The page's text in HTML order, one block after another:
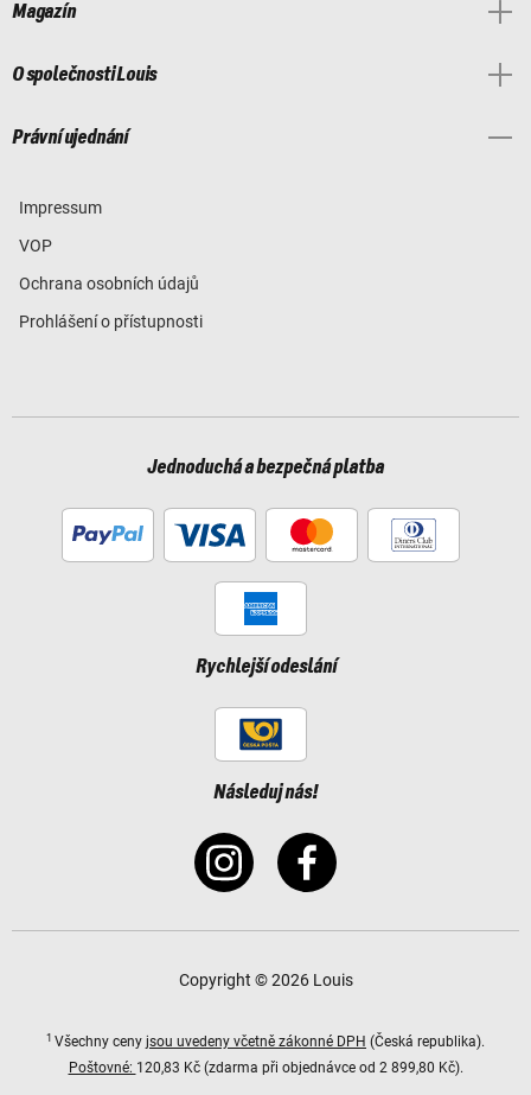
Magazín
O společnosti Louis
Právní ujednání
Impressum
VOP
Ochrana osobních údajů
Prohlášení o přístupnosti
Jednoduchá a bezpečná platba
Rychlejší odeslání
Následuj nás!
Copyright © 2026 Louis
1 Všechny ceny jsou uvedeny včetně zákonné DPH (Česká republika).
Poštovné: 120,83 Kč (zdarma při objednávce od 2 899,80 Kč).